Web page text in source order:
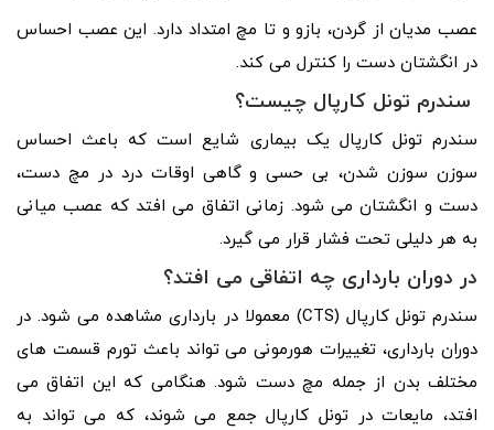
عصب مدیان از گردن، بازو و تا مچ امتداد دارد. این عصب احساس
در انگشتان دست را کنترل می کند.
سندرم تونل کارپال چیست؟
سندرم تونل کارپال یک بیماری شایع است که باعث احساس
سوزن سوزن شدن، بی حسی و گاهی اوقات درد در مچ دست،
دست و انگشتان می شود. زمانی اتفاق می افتد که عصب میانی
به هر دلیلی تحت فشار قرار می گیرد.
در دوران بارداری چه اتفاقی می افتد؟
سندرم تونل کارپال (CTS) معمولا در بارداری مشاهده می شود. در
دوران بارداری، تغییرات هورمونی می تواند باعث تورم قسمت های
مختلف بدن از جمله مچ دست شود. هنگامی که این اتفاق می
افتد، مایعات در تونل کارپال جمع می شوند، که می تواند به